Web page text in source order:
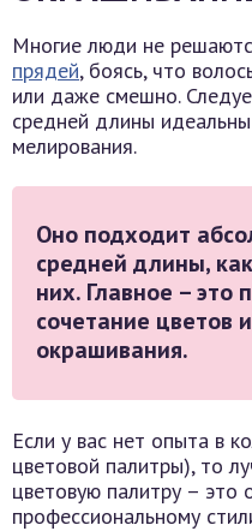
Многие люди не
прядей, боясь, что
или даже смешно.
средней длины
мелирования.
Оно подходит
средней длины,
них. Главное – это
сочетание цветов
окрашивания.
Если у вас нет опыта в
цветовой палитры), то
цветовую палитру –
профессиональному